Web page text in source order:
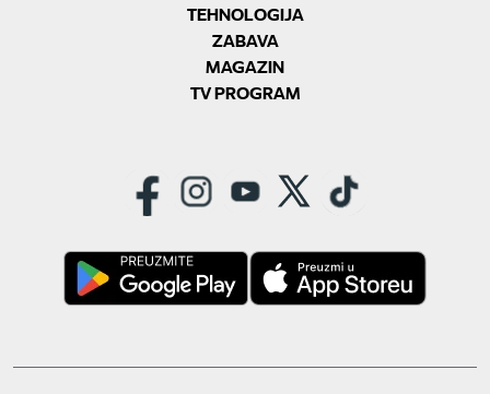
TEHNOLOGIJA
ZABAVA
MAGAZIN
TV PROGRAM